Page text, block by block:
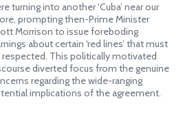
turning into another ‘Cuba’ near our
prompting then-Prime Minister
Morrison to issue foreboding
about certain ‘red lines’ that must
respected. This politically motivated
diverted focus from the genuine
regarding the wide-ranging
implications of the agreement.